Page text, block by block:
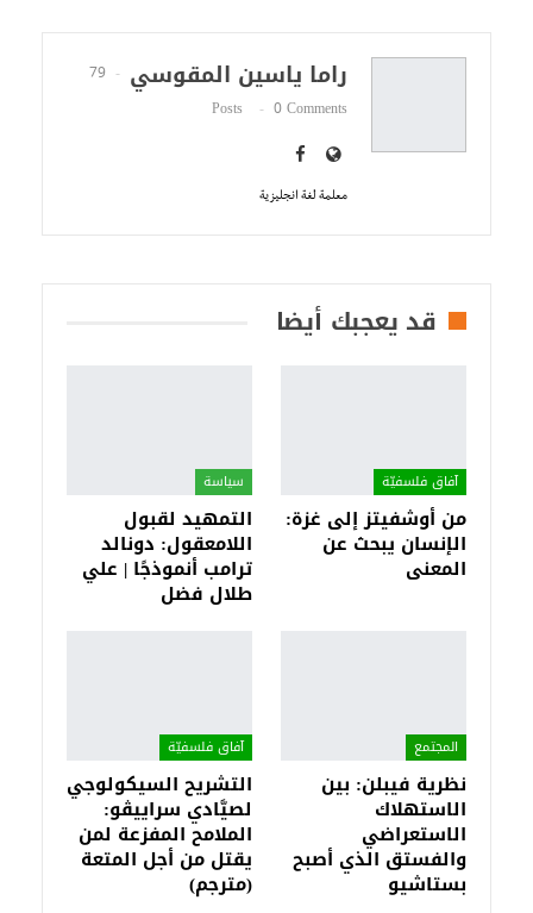
راما ياسين المقوسي
79
Posts
0 Comments
معلمة لغة انجليزية
قد يعجبك أيضا
آفاق فلسفيّة‎
من أوشفيتز إلى غزة:
الإنسان يبحث عن
المعنى
سياسة
التمهيد لقبول
اللامعقول: دونالد
ترامب أنموذجًا | علي
طلال فضل
المجتمع
نظرية فيبلن: بين
الاستهلاك
الاستعراضي
والفستق الذي أصبح
بستاشيو
آفاق فلسفيّة‎
التشريح السيكولوجي
لصيَّادي سراييڤو:
الملامح المفزعة لمن
يقتل من أجل المتعة
(مترجم)